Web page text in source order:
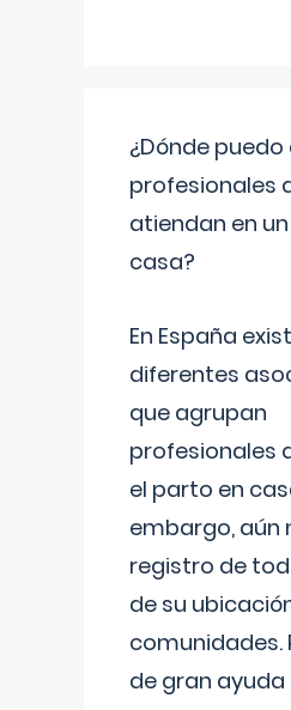
¿Dónde
profesionales
atiendan en
casa?
En España
diferentes
que agrupan
profesionales
el parto en
embargo, aún
registro de
de su
comunidades.
de gran